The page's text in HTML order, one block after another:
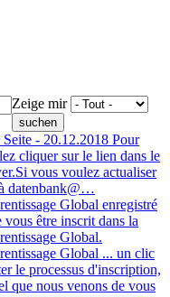
Zeige mir
Seite - 20.12.2018 Pour
cliquer sur le lien dans le
vous voulez actualiser
datenbank@…
Global enregistré
vous être inscrit dans la
Global.
Global ... un clic
le processus d'inscription,
que nous venons de vous